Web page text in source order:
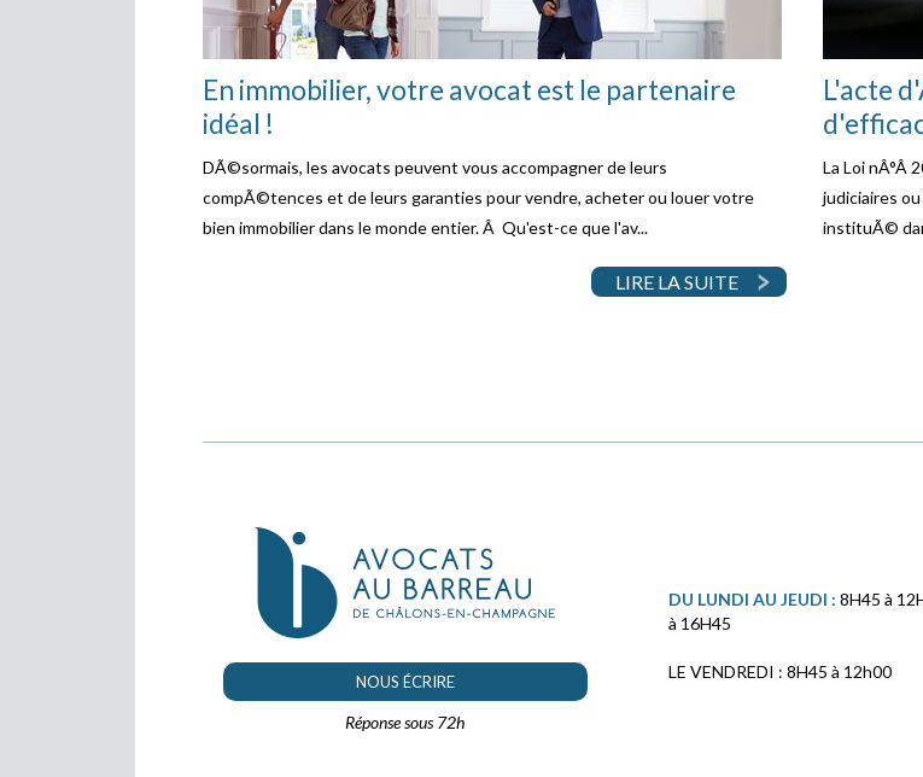
En immobilier, votre avocat est le partenaire
idéal !
DÃ©sormais, les avocats peuvent vous accompagner de leurs
compÃ©tences et de leurs garanties pour vendre, acheter ou louer votre
bien immobilier dans le monde entier. Â Qu'est-ce que l'av...
LIRE LA SUITE
L'acte
La Loi nÂ°Â
judiciaires
instituÃ©
NOUS ÉCRIRE
Réponse sous 72h
DU LUNDI AU JEUDI : 8H45 à
à 16H45
LE VENDREDI : 8H45 à 12h00